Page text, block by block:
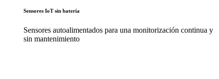
Sensores IoT sin batería
Sensores autoalimentados para una monitorización continua y
sin mantenimiento